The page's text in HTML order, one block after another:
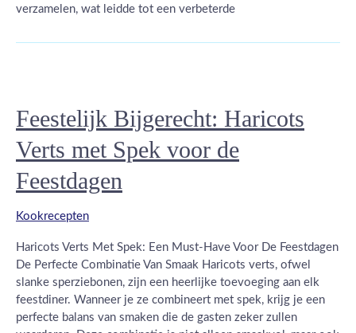
verzamelen, wat leidde tot een verbeterde
Feestelijk Bijgerecht: Haricots
Verts met Spek voor de
Feestdagen
Kookrecepten
Haricots Verts Met Spek: Een Must-Have Voor De Feestdagen
De Perfecte Combinatie Van Smaak Haricots verts, ofwel
slanke sperziebonen, zijn een heerlijke toevoeging aan elk
feestdiner. Wanneer je ze combineert met spek, krijg je een
perfecte balans van smaken die de gasten zeker zullen